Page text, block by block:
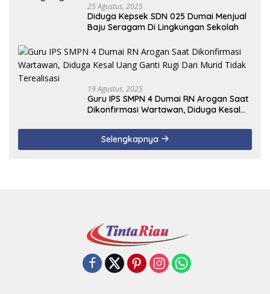
25 Agustus, 2025
Diduga Kepsek SDN 025 Dumai Menjual
Baju Seragam Di Lingkungan Sekolah
19 Agustus, 2025
Guru IPS SMPN 4 Dumai RN Arogan Saat
Dikonfirmasi Wartawan, Diduga Kesal
Terealisasi
Selengkapnya